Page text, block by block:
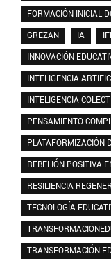
FORMACIÓN INICIAL
GREZAN
IA
INNOVACIÓN
INTELIGENCIA
INTELIGENCIA
PENSAMIENTO
PLATAFORMIZACIÓN
REBELIÓN POSITIVA
RESILIENCIA
TECNOLOGÍA
TRANSFORMACIÓN